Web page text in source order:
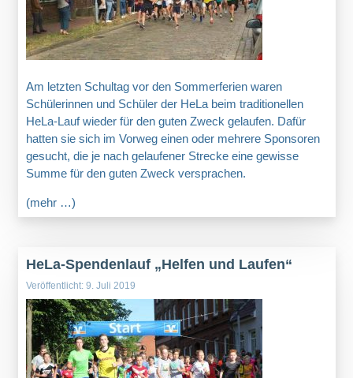
Am letzten Schultag vor den Sommerferien waren
Schülerinnen und Schüler der HeLa beim traditionellen
HeLa-Lauf wieder für den guten Zweck gelaufen. Dafür
hatten sie sich im Vorweg einen oder mehrere Sponsoren
gesucht, die je nach gelaufener Strecke eine gewisse
Summe für den guten Zweck versprachen.
(mehr …)
HeLa-Spendenlauf „Helfen und Laufen“
Veröffentlicht: 9. Juli 2019